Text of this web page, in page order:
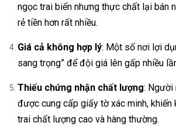
ngọc trai biển nhưng thực chất lại bán
rẻ tiền hơn rất nhiều.
Giá cả không hợp lý: Một số nơi lợi
sang trọng” để đội giá lên gấp nhiều
Thiếu chứng nhận chất lượng: Người
được cung cấp giấy tờ xác minh, khiến
trai chất lượng cao và hàng thường.